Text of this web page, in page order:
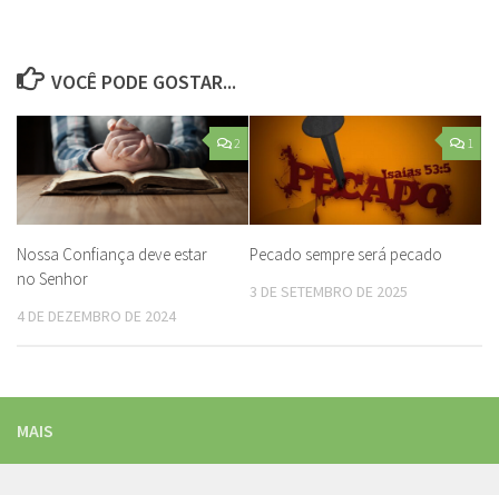
VOCÊ PODE GOSTAR...
2
Nossa Confiança deve estar
no Senhor
4 DE DEZEMBRO DE 2024
1
Pecado sempre será pecado
3 DE SETEMBRO DE 2025
MAIS